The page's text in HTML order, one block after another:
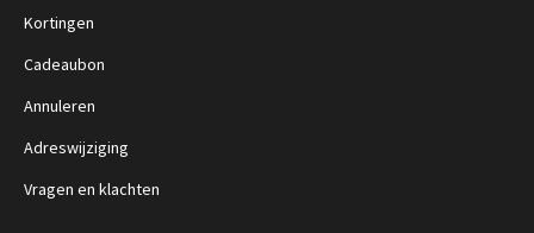
Kortingen
Cadeaubon
Annuleren
Adreswijziging
Vragen en klachten